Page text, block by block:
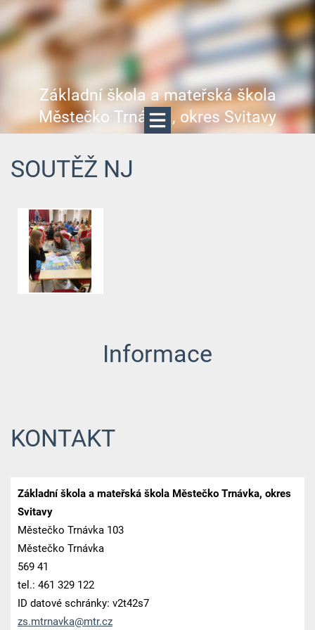
Základní škola a mateřská škola
Městečko Trnávka, okres Svitavy
SOUTĚŽ NJ
Informace
KONTAKT
Základní škola a mateřská škola Městečko Trnávka, okres
Svitavy
Městečko Trnávka 103
Městečko Trnávka
569 41
tel.: 461 329 122
ID datové schránky: v2t42s7
zs.mtrnavka@mtr.cz